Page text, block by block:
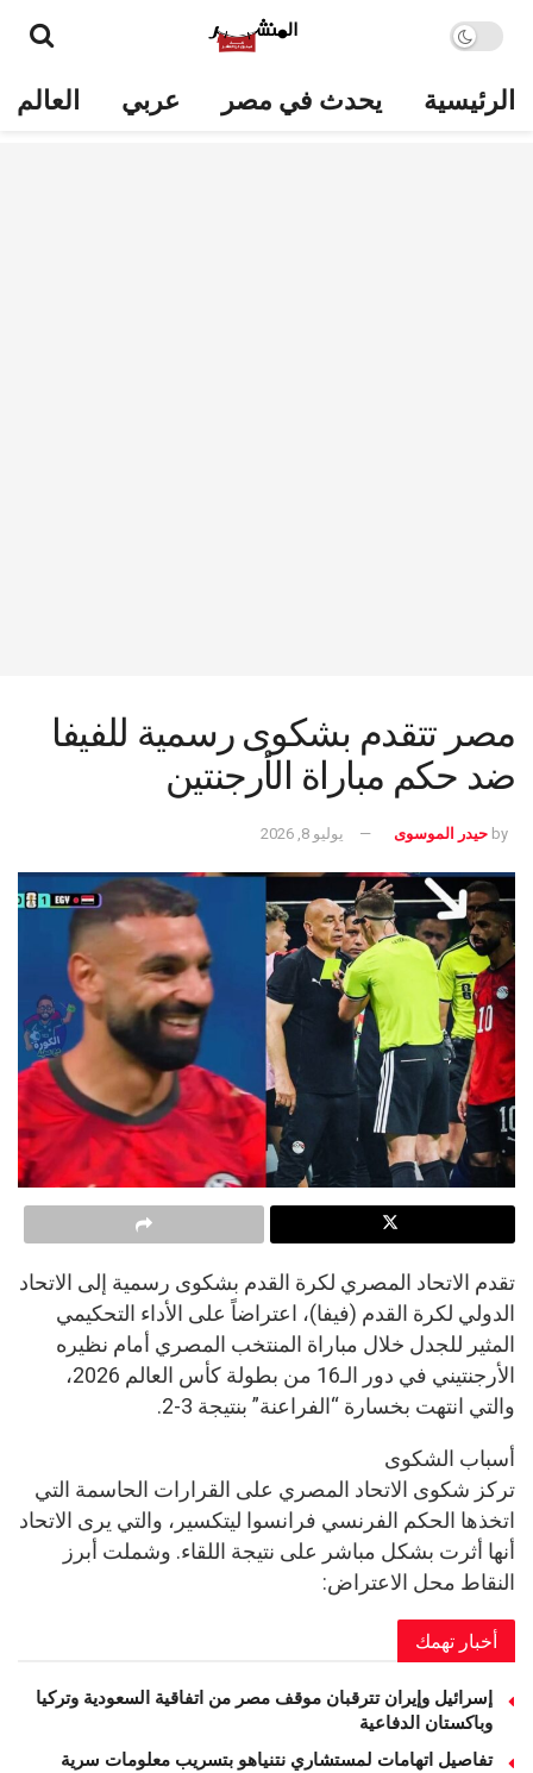
الرئيسية يحدث في مصر عربي العالم
مصر تتقدم بشكوى رسمية للفيفا
ضد حكم مباراة الأرجنتين
by حيدر الموسوى يوليو 8, 2026
تقدم الاتحاد المصري لكرة القدم بشكوى رسمية إلى الاتحاد
الدولي لكرة القدم (فيفا)، اعتراضاً على الأداء التحكيمي
المثير للجدل خلال مباراة المنتخب المصري أمام نظيره
الأرجنتيني في دور الـ16 من بطولة كأس العالم 2026،
والتي انتهت بخسارة “الفراعنة” بنتيجة 3-2.
أسباب الشكوى
تركز شكوى الاتحاد المصري على القرارات الحاسمة التي
اتخذها الحكم الفرنسي فرانسوا ليتكسير، والتي يرى الاتحاد
أنها أثرت بشكل مباشر على نتيجة اللقاء. وشملت أبرز
النقاط محل الاعتراض:
أخبار تهمك
إسرائيل وإيران تترقبان موقف مصر من اتفاقية السعودية وتركيا
وباكستان الدفاعية
تفاصيل اتهامات لمستشاري نتنياهو بتسريب معلومات سرية